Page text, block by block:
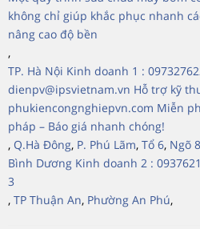
không chỉ giúp khắc phục nhanh
nâng cao độ bền
,
TP. Hà Nội Kinh doanh 1 :
dienpv@ipsvietnam.vn Hỗ trợ kỹ
phukiencongnghiepvn.com Miễn
pháp – Báo giá nhanh chóng!
, Q.Hà Đông, P. Phú Lãm, Tổ 6, Ngõ 8
Bình Dương Kinh doanh 2 :
3
, TP Thuận An, Phường An Phú,